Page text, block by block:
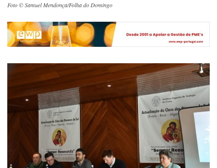
Foto © Samuel Mendonça/Folha do Domingo